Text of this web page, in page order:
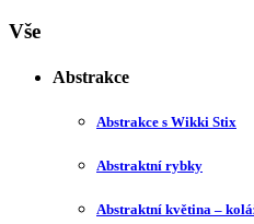
Vše
Abstrakce
Abstrakce s Wikki Stix
Abstraktní rybky
Abstraktní květina –